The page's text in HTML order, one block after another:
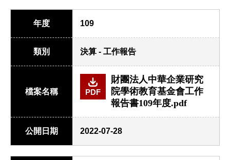
年度 109
類別 決算 - 工作報告
檔案名稱 PDF
財團法人中華企業研究
院學術教育基金會工作
報告書109年度.pdf
公開日期 2022-07-28